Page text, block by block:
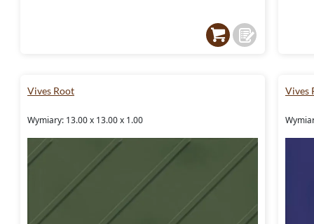
Vives Root
Wymiary: 13.00 x 13.00 x 1.00
Vives